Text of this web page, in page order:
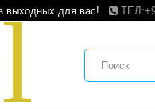
l
выходных для вас!